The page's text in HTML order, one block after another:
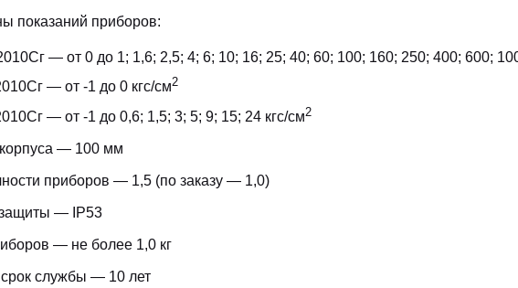
показаний приборов:
— от 0 до 1; 1,6; 2,5; 4; 6; 10; 16; 25; 40; 60; 100; 160; 250; 400; 600;
— от -1 до 0 кгс/см2
— от -1 до 0,6; 1,5; 3; 5; 9; 15; 24 кгс/см2
— 100 мм
приборов — 1,5 (по заказу — 1,0)
— IP53
— не более 1,0 кг
службы — 10 лет